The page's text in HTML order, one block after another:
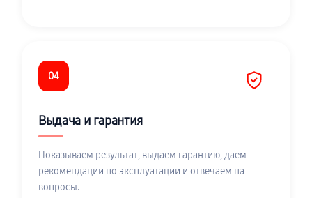
04
Выдача и гарантия
Показываем результат, выдаём гарантию, даём
рекомендации по эксплуатации и отвечаем на
вопросы.